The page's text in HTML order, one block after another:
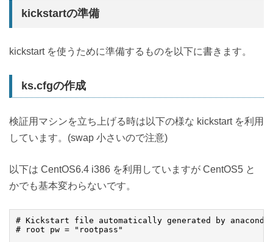
kickstartの準備
kickstart を使うために準備するものを以下に書きます。
ks.cfgの作成
検証用マシンを立ち上げる時は以下の様な kickstart を利用
しています。(swap 小さいので注意)
以下は CentOS6.4 i386 を利用していますが CentOS5 と
かでも基本変わらないです。
# Kickstart file automatically generated by
# root pw = "rootpass"